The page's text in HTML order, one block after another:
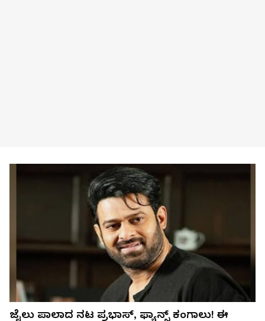
ಜೈಲು ಪಾಲಾದ ನಟ ಪ್ರಭಾಸ್, ಫ್ಯಾನ್ಸ್ ಕಂಗಾಲು! ಈ